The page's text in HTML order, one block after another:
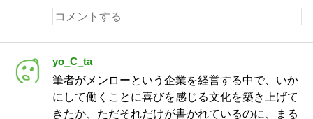
yo_C_ta
筆者がメンローという企業を経営する中で、いか
にして働くことに喜びを感じる文化を築き上げて
きたか、ただそれだけが書かれているのに、まる